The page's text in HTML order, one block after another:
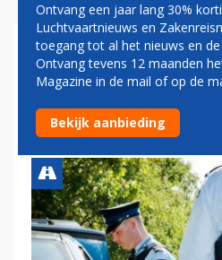
KONINKLIJKE
MARECHAUSSEE
TAXI'S OP
Ontvang een jaar lang 30%
Luchtvaartnieuws en
toegang tot al het nieuws en
Ontvang tevens 12 maanden
Magazine in de mail of op de
Bekijk aanbieding